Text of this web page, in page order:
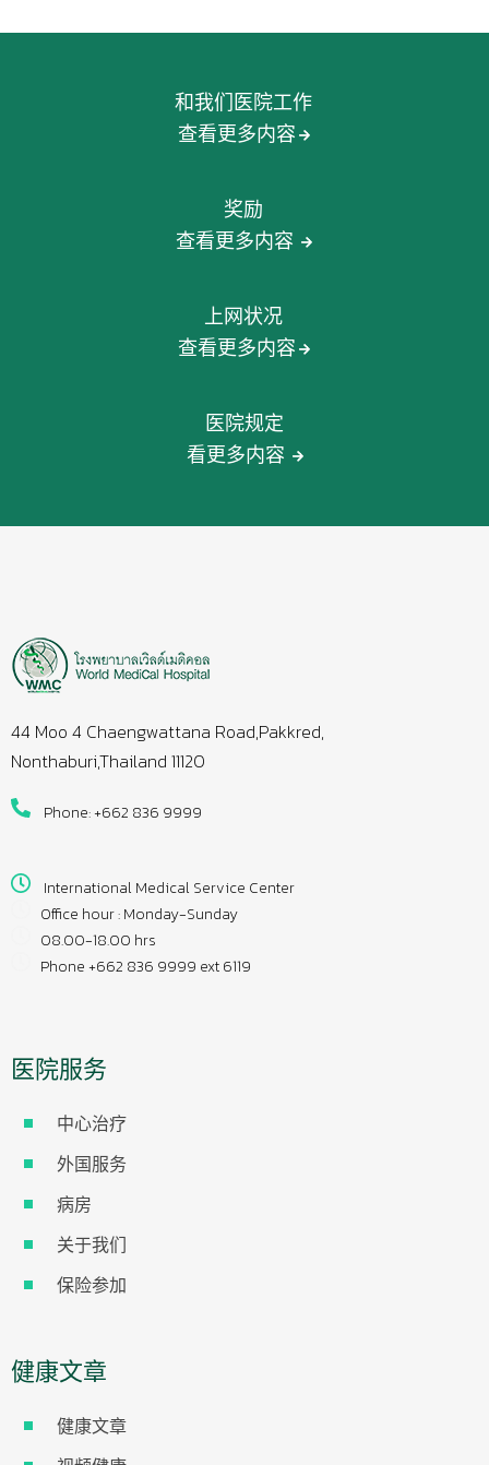
和我们医院工作
查看更多内容
奖励
查看更多内容
上网状况
查看更多内容
医院规定
看更多内容
44 Moo 4 Chaengwattana Road,Pakkred,
Nonthaburi,Thailand 11120
Phone: +662 836 9999
International Medical Service Center
Office hour : Monday-Sunday
08.00-18.00 hrs
Phone +662 836 9999 ext 6119
医院服务
中心治疗
外国服务
病房
关于我们
保险参加
健康文章
健康文章